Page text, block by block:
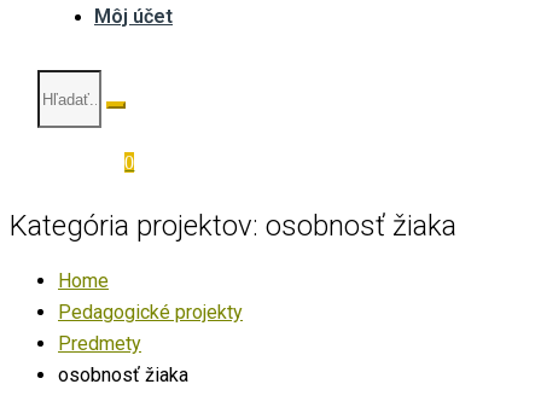
Môj účet
0
Kategória projektov: osobnosť žiaka
Home
Pedagogické projekty
Predmety
osobnosť žiaka